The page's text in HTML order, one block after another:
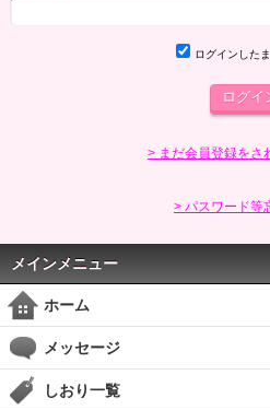
ログインした
> まだ会員登録をさ
> パスワード等
メインメニュー
ホーム
メッセージ
しおり一覧